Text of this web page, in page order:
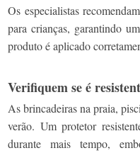
Os especialistas
para crianças, garantindo
produto é aplicado
Verifiquem se é
As brincadeiras na praia,
verão. Um protetor
durante mais tempo,